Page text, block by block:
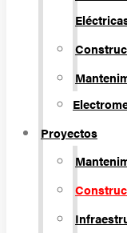
Proyectos